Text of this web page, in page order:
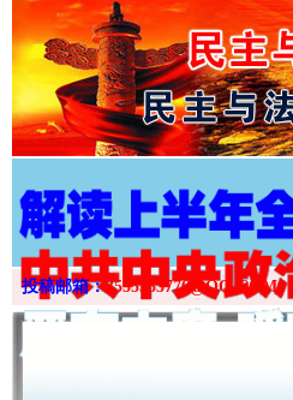
投稿邮箱：3555333776@QQ.COM